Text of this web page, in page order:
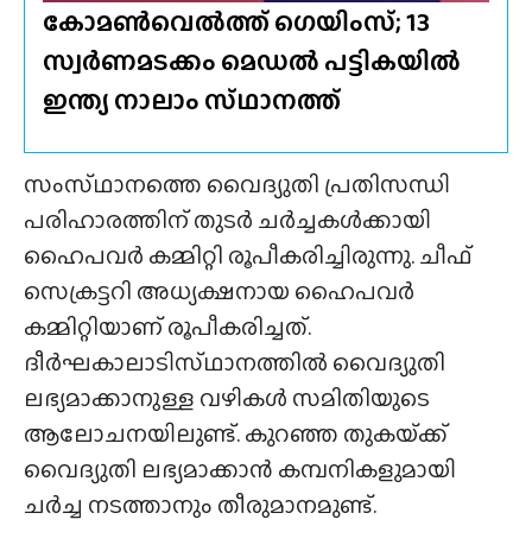
കോമൺവെൽത്ത് ഗെയിംസ്; 13
സ്വർണമടക്കം മെഡൽ പട്ടികയിൽ
ഇന്ത്യ നാലാം സ്‌ഥാനത്ത്
സംസ്‌ഥാനത്തെ വൈദ്യുതി പ്രതിസന്ധി
പരിഹാരത്തിന് തുടർ ചർച്ചകൾക്കായി
ഹൈപവർ കമ്മിറ്റി രൂപീകരിച്ചിരുന്നു. ചീഫ്
സെക്രട്ടറി അധ്യക്ഷനായ ഹൈപവർ
കമ്മിറ്റിയാണ് രൂപീകരിച്ചത്.
ദീർഘകാലാടിസ്‌ഥാനത്തിൽ വൈദ്യുതി
ലഭ്യമാക്കാനുള്ള വഴികൾ സമിതിയുടെ
ആലോചനയിലുണ്ട്. കുറഞ്ഞ തുകയ്‌ക്ക്
വൈദ്യുതി ലഭ്യമാക്കാൻ കമ്പനികളുമായി
ചർച്ച നടത്താനും തീരുമാനമുണ്ട്.